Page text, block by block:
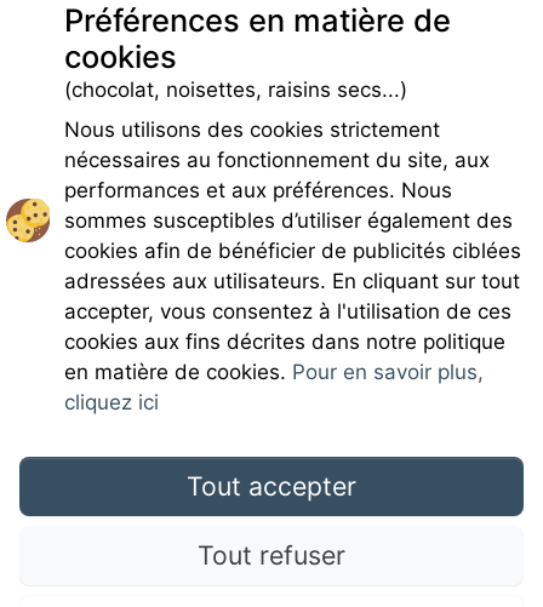
Rejoignez-nous
Mentions légales
Préférences en matière de
cookies
(chocolat, noisettes, raisins secs...)
Nous utilisons des cookies strictement
nécessaires au fonctionnement du site, aux
performances et aux préférences. Nous
sommes susceptibles d’utiliser également des
cookies afin de bénéficier de publicités ciblées
adressées aux utilisateurs. En cliquant sur tout
accepter, vous consentez à l'utilisation de ces
cookies aux fins décrites dans notre politique
en matière de cookies. Pour en savoir plus,
cliquez ici
Tout accepter
Tout refuser